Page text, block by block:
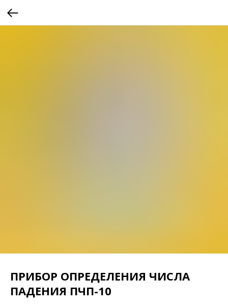
ПРИБОР ОПРЕДЕЛЕНИЯ ЧИСЛА
ПАДЕНИЯ ПЧП-10